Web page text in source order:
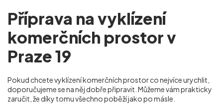
Příprava na vyklízení
komerčních prostor v
Praze 19
Pokud chcete vyklízení komerčních prostor co nejvíce urychlit,
doporučujeme se na něj dobře připravit. Můžeme vám prakticky
zaručit, že díky tomu všechno poběží jako po másle.